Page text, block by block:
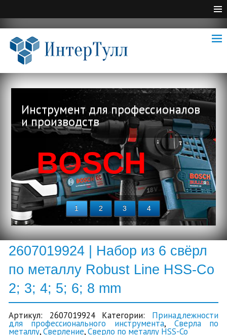
Инструмент для профессионалов
и производств
BOSCH
1 2 3 4
2607019924 | Набор из 6 свёрл
по металлу Robust Line HSS-Co
2; 3; 4; 5; 6; 8 mm
Артикул: 2607019924 Категории: Принадлежности
для профессионального инструмента, Сверла по
металлу,Сверление,Сверло по металлу HSS-Co